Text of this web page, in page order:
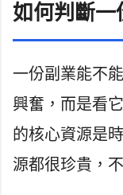
如何判斷一
一份副業能不
興奮，而是看
的核心資源是
源都很珍貴，